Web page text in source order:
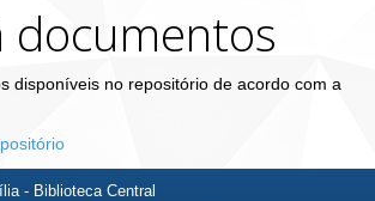
documentos
disponíveis no repositório de acordo com a
- Biblioteca Central